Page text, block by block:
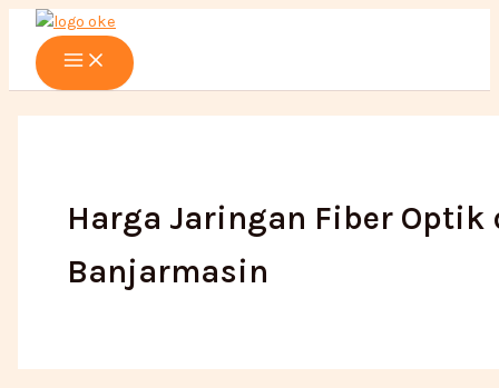
Lewati
konten
Main
Menu
Harga Jaringan Fiber Optik
Banjarmasin